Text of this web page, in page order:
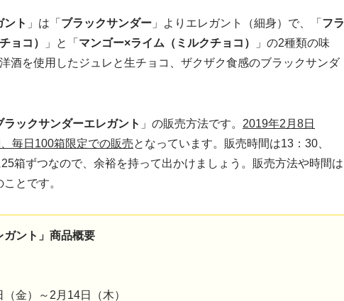
ント 」は「 ブラックサンダー 」よりエレガント（細身）で、「 フラ
ョコ）
」と「 マンゴー×ライム（ミルクチョコ）
」の2種類の味
酒を使用したジュレと生チョコ、ザクザク食感のブラックサンダ
ラックサンダーエレガント 」の販売方法です。 2019年2月8日
毎日100箱限定での販売となっています。販売時間は13：30、
箱ずつなので、余裕を持って出かけましょう。販売方法や時間は
とです。
ガント」商品概要
金）～2月14日（木）